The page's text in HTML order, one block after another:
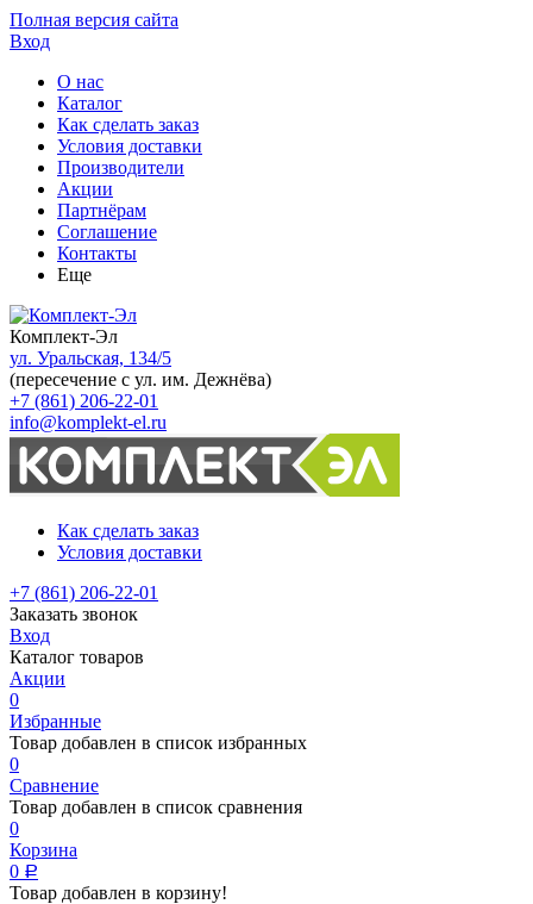
Полная версия сайта
Вход
О нас
Каталог
Как сделать заказ
Условия доставки
Производители
Акции
Партнёрам
Соглашение
Контакты
Еще
Комплект-Эл
ул. Уральская, 134/5
(пересечение с ул. им. Дежнёва)
+7 (861) 206-22-01
info@komplekt-el.ru
Как сделать заказ
Условия доставки
+7 (861) 206-22-01
Заказать звонок
Вход
Каталог товаров
Акции
0
Избранные
Товар добавлен в список избранных
0
Сравнение
Товар добавлен в список сравнения
0
Корзина
0 Р
Товар добавлен в корзину!